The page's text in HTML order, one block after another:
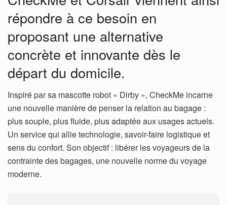
répondre à ce besoin en
proposant une alternative
concrète et innovante dès le
départ du domicile.
Inspiré par sa mascotte robot « Dirby », CheckMe incarne
une nouvelle manière de penser la relation au bagage :
plus souple, plus fluide, plus adaptée aux usages actuels.
Un service qui allie technologie, savoir-faire logistique et
sens du confort. Son objectif : libérer les voyageurs de la
contrainte des bagages, une nouvelle norme du voyage
moderne.